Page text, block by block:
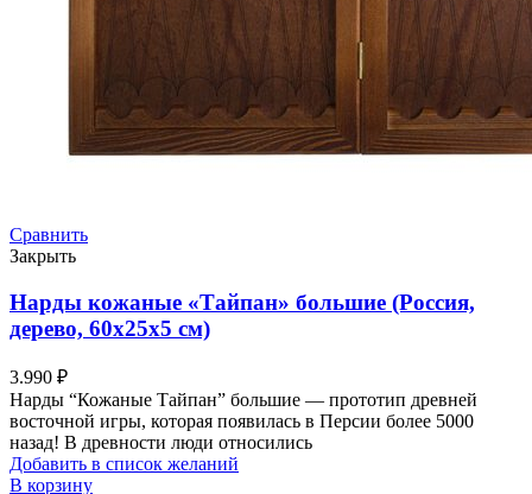
Сравнить
Закрыть
Нарды кожаные «Тайпан» большие (Россия,
дерево, 60х25х5 см)
3.990 ₽
Нарды “Кожаные Тайпан” большие — прототип древней
восточной игры, которая появилась в Персии более 5000
назад! В древности люди относились
Добавить в список желаний
В корзину